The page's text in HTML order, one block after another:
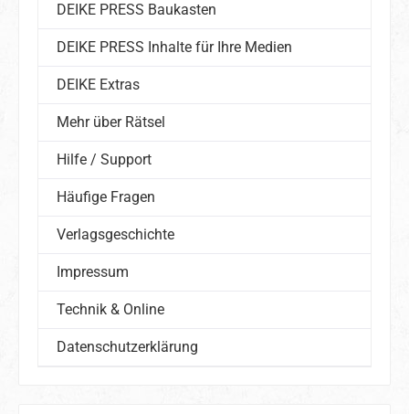
DEIKE PRESS Baukasten
DEIKE PRESS Inhalte für Ihre Medien
DEIKE Extras
Mehr über Rätsel
Hilfe / Support
Häufige Fragen
Verlagsgeschichte
Impressum
Technik & Online
Datenschutzerklärung